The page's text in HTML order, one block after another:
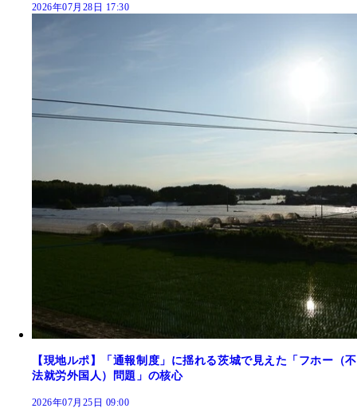
2026年07月28日 17:30
【現地ルポ】「通報制度」に揺れる茨城で見えた「フホー（不
法就労外国人）問題」の核心
2026年07月25日 09:00